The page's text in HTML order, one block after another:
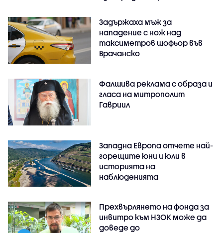
Задържаха мъж за
нападение с нож над
таксиметров шофьор във
Врачанско
Фалшива реклама с образа и
гласа на митрополит
Гавриил
Западна Европа отчете най-
горещите юни и юли в
историята на
наблюденията
Прехвърлянето на фонда за
инвитро към НЗОК може да
доведе до